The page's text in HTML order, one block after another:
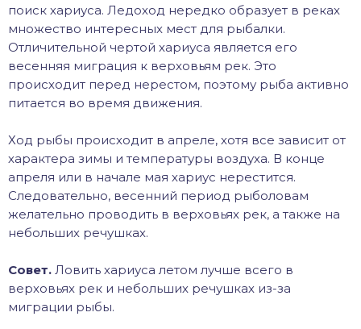
поиск хариуса. Ледоход нередко образует в реках
множество интересных мест для рыбалки.
Отличительной чертой хариуса является его
весенняя миграция к верховьям рек. Это
происходит перед нерестом, поэтому рыба активно
питается во время движения.
Ход рыбы происходит в апреле, хотя все зависит от
характера зимы и температуры воздуха. В конце
апреля или в начале мая хариус нерестится.
Следовательно, весенний период рыболовам
желательно проводить в верховьях рек, а также на
небольших речушках.
Совет. Ловить хариуса летом лучше всего в
верховьях рек и небольших речушках из-за
миграции рыбы.